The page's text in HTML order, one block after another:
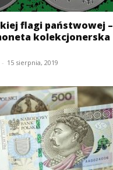
flagi państwowej –
kolekcjonerska
- 15 sierpnia, 2019